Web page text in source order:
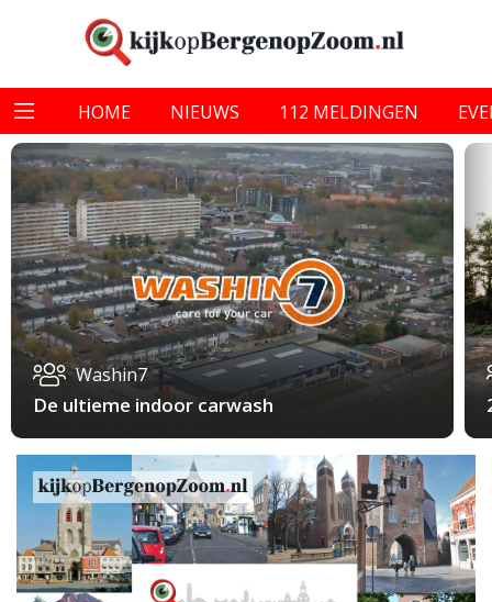
HOME NIEUWS 112 MELDINGEN
Washin7
De ultieme indoor carwash